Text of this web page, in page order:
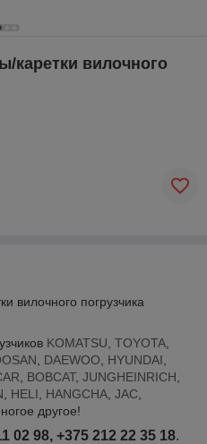
каретки вилочного
вилочного погрузчика
KOMATSU TOYOTA
DAEWOO HYUNDAI
BOBCAT, JUNGHEINRICH
HELI HANGCHA JAC
другое!
02 98, +375 212 22 35 18.